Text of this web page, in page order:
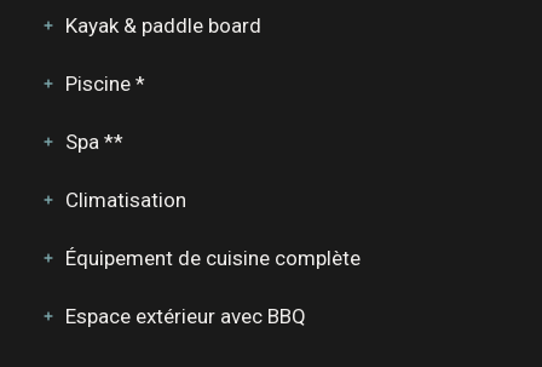
Kayak & paddle board
Piscine *
Spa **
Climatisation
Équipement de cuisine complète
Espace extérieur avec BBQ